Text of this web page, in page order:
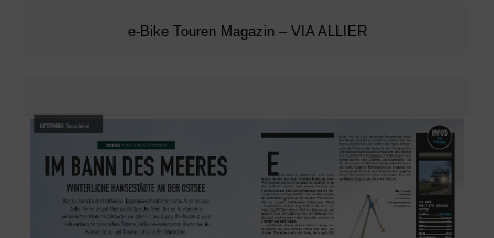
e-Bike Touren Magazin – VIA ALLIER